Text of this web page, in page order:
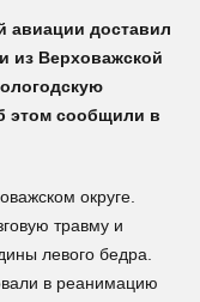
авиации доставил
из Верховажской
этом сообщили в
округе.
травму и
левого бедра.
в реанимацию